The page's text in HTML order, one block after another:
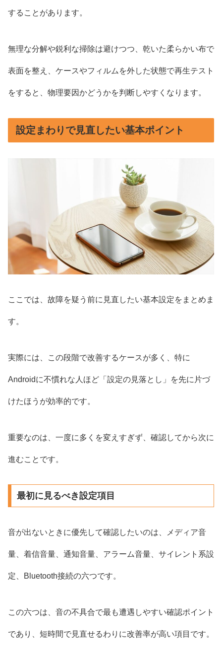
することがあります。
無理な分解や鋭利な掃除は避けつつ、乾いた柔らかい布で
表面を整え、ケースやフィルムを外した状態で再生テスト
をすると、物理要因かどうかを判断しやすくなります。
設定まわりで見直したい基本ポイント
ここでは、故障を疑う前に見直したい基本設定をまとめま
す。
実際には、この段階で改善するケースが多く、特に
Androidに不慣れな人ほど「設定の見落とし」を先に片づ
けたほうが効率的です。
重要なのは、一度に多くを変えすぎず、確認してから次に
進むことです。
最初に見るべき設定項目
音が出ないときに優先して確認したいのは、メディア音
量、着信音量、通知音量、アラーム音量、サイレント系設
定、Bluetooth接続の六つです。
この六つは、音の不具合で最も遭遇しやすい確認ポイント
であり、短時間で見直せるわりに改善率が高い項目です。